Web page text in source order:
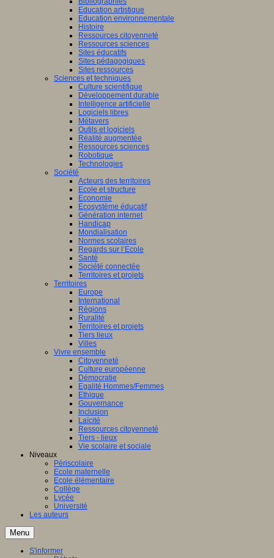
Education artistique
Education environnementale
Histoire
Ressources citoyenneté
Ressources sciences
Sites éducatifs
Sites pédagogiques
Sites ressources
Sciences et techniques
Culture scientifique
Développement durable
Intelligence artificielle
Logiciels libres
Métavers
Outils et logiciels
Réalité augmentée
Ressources sciences
Robotique
Technologies
Société
Acteurs des territoires
Ecole et structure
Economie
Ecosystème éducatif
Génération internet
Handicap
Mondialisation
Normes scolaires
Regards sur l’Ecole
Santé
Société connectée
Territoires et projets
Territoires
Europe
International
Régions
Ruralité
Territoires et projets
Tiers lieux
Villes
Vivre ensemble
Citoyenneté
Culture européenne
Démocratie
Egalité Hommes/Femmes
Ethique
Gouvernance
Inclusion
Laïcité
Ressources citoyenneté
Tiers - lieux
Vie scolaire et sociale
Niveaux
Périscolaire
Ecole maternelle
Ecole élémentaire
Collège
Lycée
Université
Les auteurs
Menu
S'informer